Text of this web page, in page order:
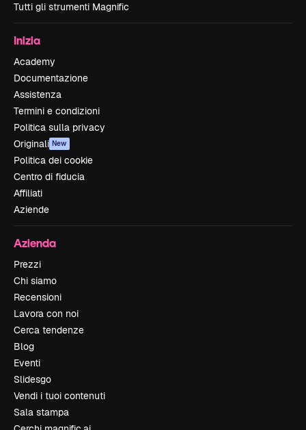
Tutti gli strumenti Magnific
Inizia
Academy
Documentazione
Assistenza
Termini e condizioni
Politica sulla privacy
Originali New
Politica dei cookie
Centro di fiducia
Affiliati
Aziende
Azienda
Prezzi
Chi siamo
Recensioni
Lavora con noi
Cerca tendenze
Blog
Eventi
Slidesgo
Vendi i tuoi contenuti
Sala stampa